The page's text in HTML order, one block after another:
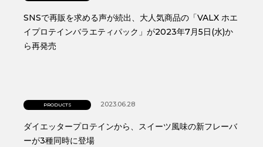
SNSで再販を求める声が続出、大人気商品の「VALX ホエ
イプロテインバラエティパック」が2023年7月5日(水)か
ら再発売
PRODUCTS 2023.06.28
ダイエッタープロテインから、スイーツ風味の新フレーバ
ーが3種同時に登場